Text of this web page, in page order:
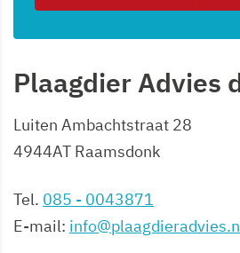
Plaagdier Advies
Luiten Ambachtstraat 28
4944AT Raamsdonk
Tel. 085 - 0043871
E-mail: